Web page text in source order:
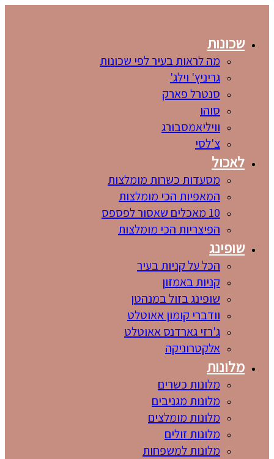
שכונות
מה לראות בעיר לפי שכונות
גריניץ' וילג'
סנטרל פארק
סוהו
וויליאמסבורג
צ'לסי
לאכול
מסעדות כשרות מומלצות
המאפיות הכי מומלצות
10 מאכלים שאסור לפספס
הפיצריות הכי מומלצות
שופינג
הכל על קניות בעיר
קניות באמזון
שופינג בזול במנהטן
וודברי קומון אאוטלט
ג'רזי גארדנס אאוטלט
אלקטרוניקה
מלונות
מלונות כשרים
מלונות מגניבים
מלונות מומלצים
מלונות זולים
מלונות למשפחות